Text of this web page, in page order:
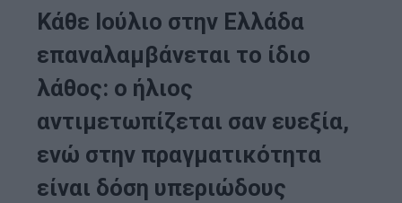
Κάθε Ιούλιο στην Ελλάδα
επαναλαμβάνεται το ίδιο
λάθος: ο ήλιος
αντιμετωπίζεται σαν ευεξία,
ενώ στην πραγματικότητα
είναι δόση υπεριώδους